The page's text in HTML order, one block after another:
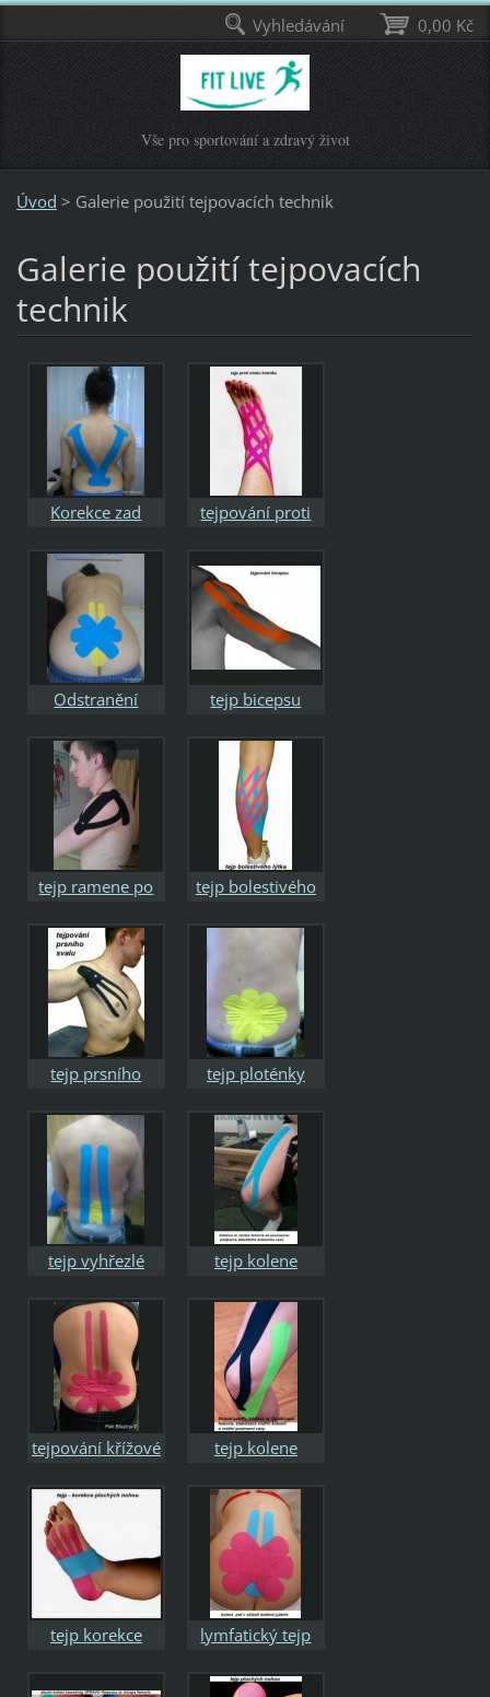
Vše pro sportování a zdravý život
Úvod > Galerie použití tejpovacích technik
Galerie použití tejpovacích
technik
Korekce zad
tejpování proti
Odstranění
bederní páteře
tejp bicepsu
tejp ramene po
tejp bolestivého
tejp prsního
tejp ploténky
tejp vyhřezlé
tejp kolene
tejpování křížové
vzpřimovače
tejp kolene
tejp korekce
lymfatický tejp
0,00 Kč
Vyhledávání